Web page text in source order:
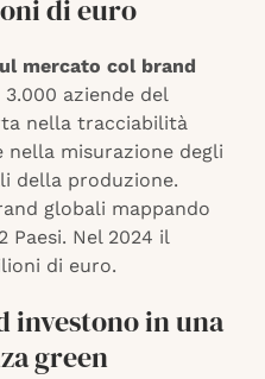
di euro
mercato col brand
aziende del
nella tracciabilità
misurazione degli
della produzione.
globali mappando
Nel 2024 il
di euro.
investono in una
green